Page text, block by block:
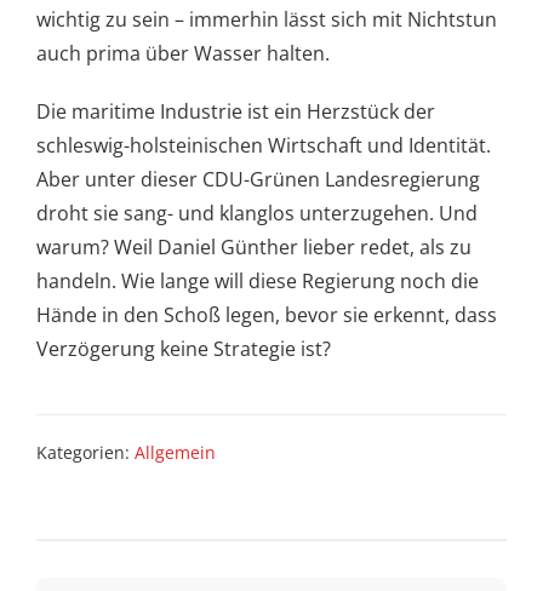
wichtig zu sein – immerhin lässt sich mit Nichtstun
auch prima über Wasser halten.
Die maritime Industrie ist ein Herzstück der
schleswig-holsteinischen Wirtschaft und Identität.
Aber unter dieser CDU-Grünen Landesregierung
droht sie sang- und klanglos unterzugehen. Und
warum? Weil Daniel Günther lieber redet, als zu
handeln. Wie lange will diese Regierung noch die
Hände in den Schoß legen, bevor sie erkennt, dass
Verzögerung keine Strategie ist?
Kategorien: Allgemein